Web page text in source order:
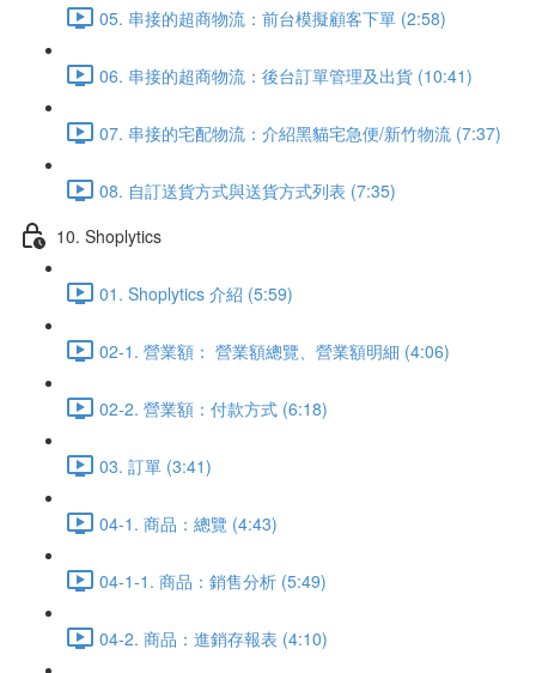
05. 串接的超商物流：前台模擬顧客下單 (2:58)
06. 串接的超商物流：後台訂單管理及出貨 (10:41)
07. 串接的宅配物流：介紹黑貓宅急便/新竹物流 (7:37)
08. 自訂送貨方式與送貨方式列表 (7:35)
10. Shoplytics
01. Shoplytics 介紹 (5:59)
02-1. 營業額： 營業額總覽、營業額明細 (4:06)
02-2. 營業額：付款方式 (6:18)
03. 訂單 (3:41)
04-1. 商品：總覽 (4:43)
04-1-1. 商品：銷售分析 (5:49)
04-2. 商品：進銷存報表 (4:10)